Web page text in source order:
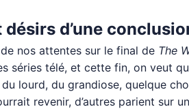
d’une
nos attentes sur le final de The
séries télé, et cette fin, on veut
lourd, du grandiose, quelque
revenir, d’autres parient sur